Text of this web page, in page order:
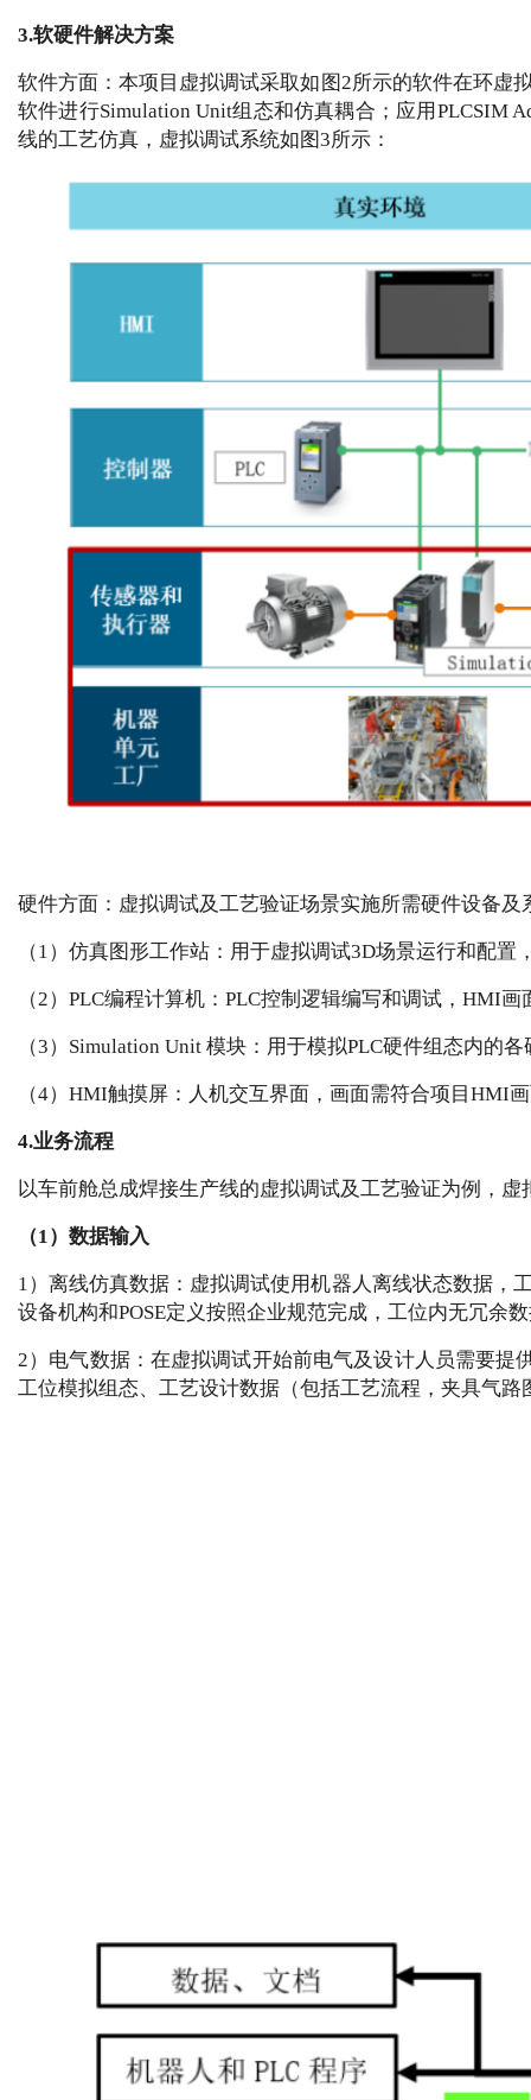
3.软硬件解决方案
软件方面：本项目虚拟调试采取如图2所示的软件在环虚
软件进行Simulation Unit组态和仿真耦合；应用PLCSIM
线的工艺仿真，虚拟调试系统如图3所示：
硬件方面：虚拟调试及工艺验证场景实施所需硬件设备及
（1）仿真图形工作站：用于虚拟调试3D场景运行和配
（2）PLC编程计算机：PLC控制逻辑编写和调试，HMI画
（3）Simulation Unit 模块：用于模拟PLC硬件组态内的
（4）HMI触摸屏：人机交互界面，画面需符合项目HMI
4.业务流程
以车前舱总成焊接生产线的虚拟调试及工艺验证为例，
（1）数据输入
1）离线仿真数据：虚拟调试使用机器人离线状态数据，
设备机构和POSE定义按照企业规范完成，工位内无冗余
2）电气数据：在虚拟调试开始前电气及设计人员需要提
工位模拟组态、工艺设计数据（包括工艺流程，夹具气